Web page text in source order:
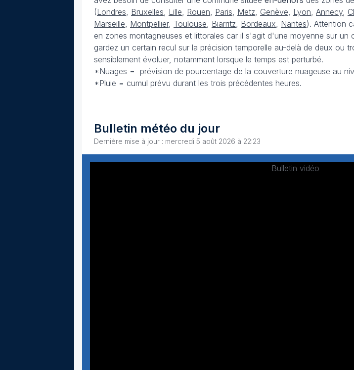
(Londres, Bruxelles, Lille, Rouen, Paris, Metz, Genève, Lyon, Annecy,
Marseille, Montpellier, Toulouse, Biarritz, Bordeaux, Nantes). Attention
en zones montagneuses et littorales car il s'agit d'une moyenne sur un
gardez un certain recul sur la précision temporelle au-delà de deux ou
sensiblement évoluer, notamment lorsque le temps est perturbé.
*Nuages = prévision de pourcentage de la couverture nuageuse au
*Pluie = cumul prévu durant les trois précédentes heures.
Bulletin météo du jour
Dernière mise à jour : mercredi 5 août 2026 à 22:23
Bulletin vidéo